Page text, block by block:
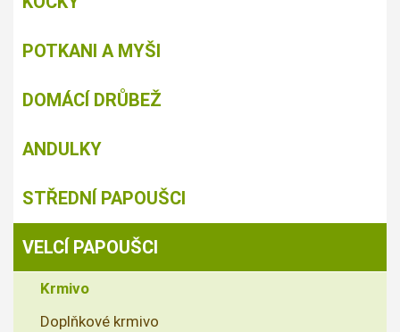
POTKANI A MYŠI
DOMÁCÍ DRŮBEŽ
ANDULKY
STŘEDNÍ PAPOUŠCI
VELCÍ PAPOUŠCI
Krmivo
Doplňkové krmivo